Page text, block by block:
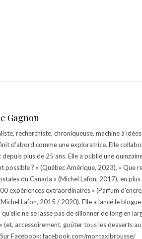
Gagnon
recherchiste, chroniqueuse, machine à
d’abord comme une exploratrice. Elle
plus de 25 ans. Elle a publié une
possible ? » (Québec Amérique, 2023), « Que
du Canada » (Michel Lafon, 2017), en
expériences extraordinaires » (Parfum
Lafon, 2015 / 2020). Elle a lancé le
ne se lasse pas de sillonner de long en
(et, accessoirement, goûter tous les desserts
Facebook: facebook.com/montaxibrousse/